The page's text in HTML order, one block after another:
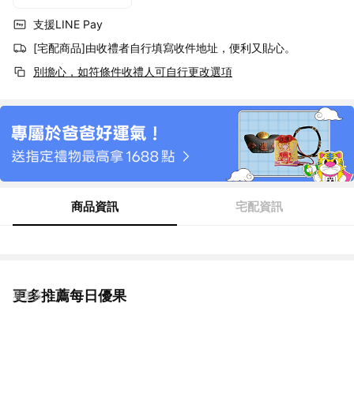
支援LINE Pay
[宅配商品]由收禮者自行填寫收件地址，便利又貼心。
別擔心，如符條件收禮人可自行更改選項
商品資訊 宅配資訊
更多推薦每日優果
看更多